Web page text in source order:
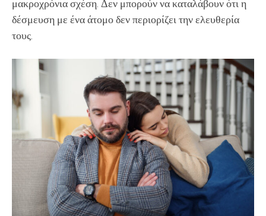
μακροχρόνια σχέση. Δεν μπορούν να καταλάβουν ότι η
δέσμευση με ένα άτομο δεν περιορίζει την ελευθερία
τους.